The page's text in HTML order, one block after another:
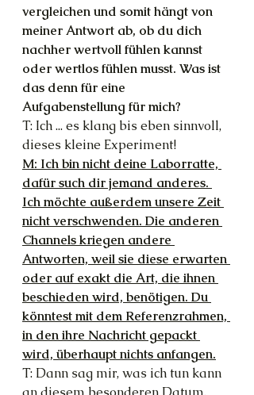
vergleichen und somit hängt von
meiner Antwort ab, ob du dich
nachher wertvoll fühlen kannst
oder wertlos fühlen musst. Was ist
das denn für eine
Aufgabenstellung für mich?
T: Ich ... es klang bis eben sinnvoll,
dieses kleine Experiment!
M: Ich bin nicht deine Laborratte,
dafür such dir jemand anderes.
Ich möchte außerdem unsere Zeit
nicht verschwenden. Die anderen
Channels kriegen andere
Antworten, weil sie diese erwarten
oder auf exakt die Art, die ihnen
beschieden wird, benötigen. Du
könntest mit dem Referenzrahmen,
in den ihre Nachricht gepackt
wird, überhaupt nichts anfangen.
T: Dann sag mir, was ich tun kann